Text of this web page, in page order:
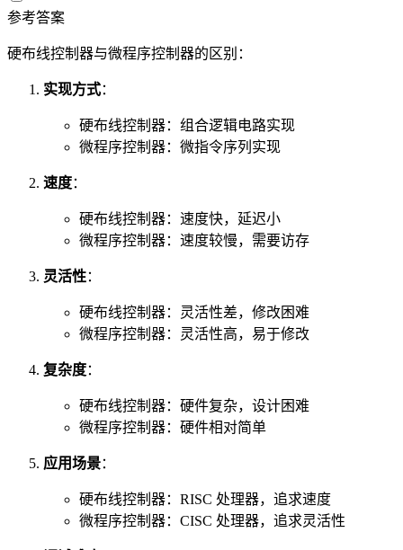
参考答案
硬布线控制器与微程序控制器的区别：
实现方式：
硬布线控制器：组合逻辑电路实现
微程序控制器：微指令序列实现
速度：
硬布线控制器：速度快，延迟小
微程序控制器：速度较慢，需要访存
灵活性：
硬布线控制器：灵活性差，修改困难
微程序控制器：灵活性高，易于修改
复杂度：
硬布线控制器：硬件复杂，设计困难
微程序控制器：硬件相对简单
应用场景：
硬布线控制器：RISC 处理器，追求速度
微程序控制器：CISC 处理器，追求灵活性